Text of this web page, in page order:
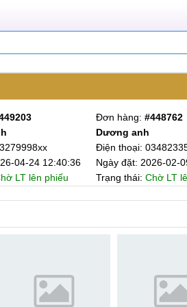
04-24 12:40:36
LT lên phiếu
Đơn hàng: #448762
Dương anh
Điện thoại:
Ngày đặt: 2026-02-
Trạng thái: Chờ LT